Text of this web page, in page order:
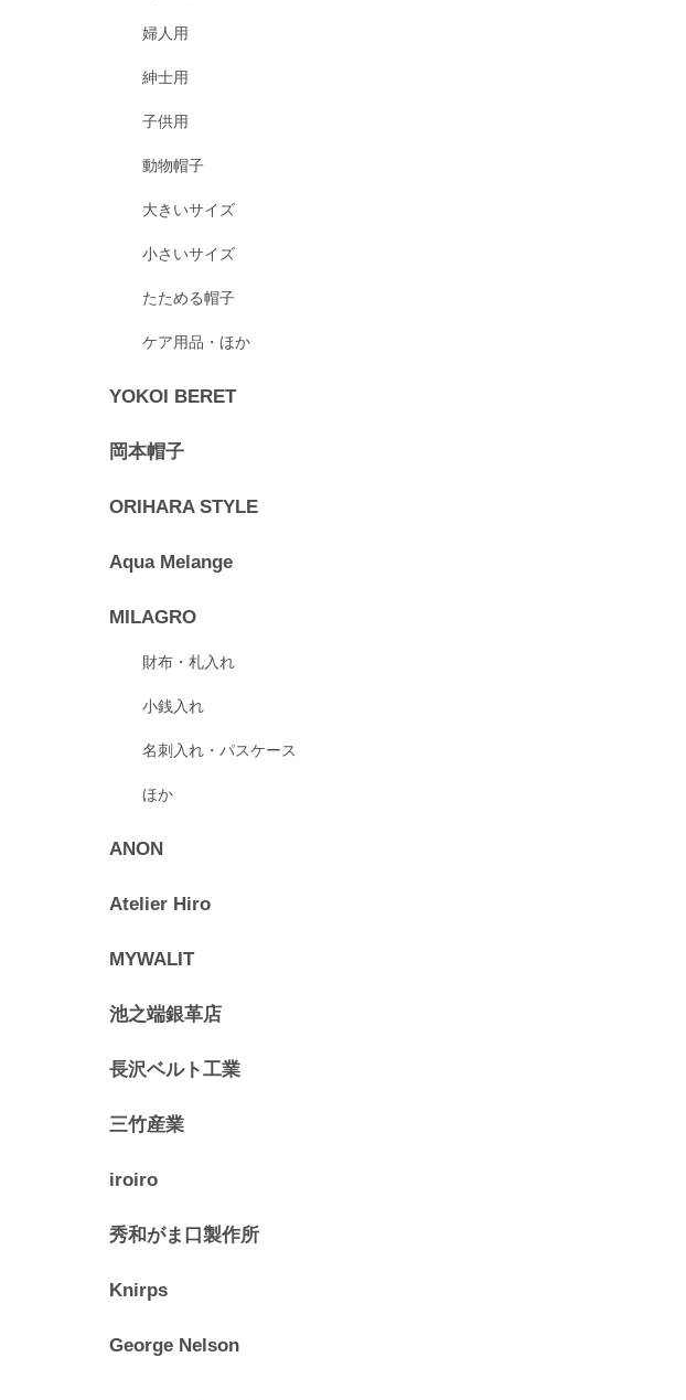
婦人用
紳士用
子供用
動物帽子
大きいサイズ
小さいサイズ
たためる帽子
ケア用品・ほか
YOKOI BERET
岡本帽子
ORIHARA STYLE
Aqua Melange
MILAGRO
財布・札入れ
小銭入れ
名刺入れ・パスケース
ほか
ANON
Atelier Hiro
MYWALIT
池之端銀革店
長沢ベルト工業
三竹産業
iroiro
秀和がま口製作所
Knirps
George Nelson